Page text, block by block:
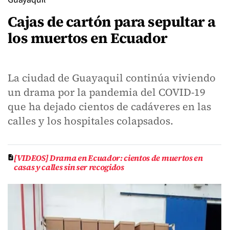
Cajas de cartón para sepultar a
los muertos en Ecuador
La ciudad de Guayaquil continúa viviendo
un drama por la pandemia del COVID-19
que ha dejado cientos de cadáveres en las
calles y los hospitales colapsados.
[VIDEOS] Drama en Ecuador: cientos de muertos en
casas y calles sin ser recogidos